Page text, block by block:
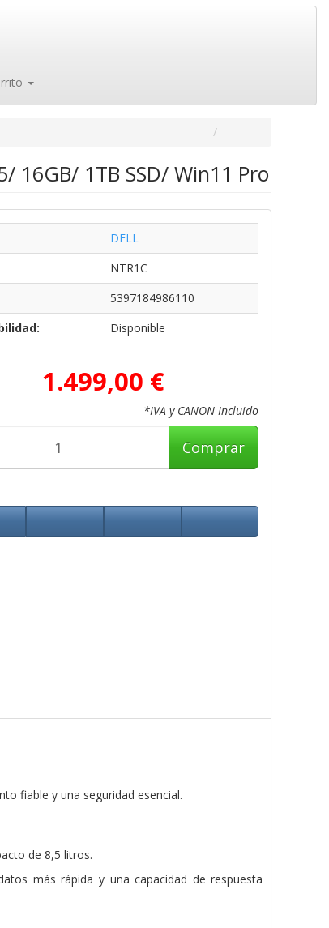
16GB/ 1TB SSD/ Win11 Pro
DELL
NTR1C
5397184986110
Disponible
1.499,00 €
*IVA y CANON Incluido
Comprar
fiable y una seguridad esencial.
de 8,5 litros.
más rápida y una capacidad de respuesta